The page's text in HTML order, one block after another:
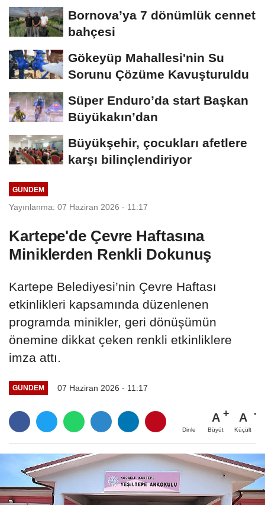
Bornova’ya 7 dönümlük cennet
bahçesi
Gökeyüp Mahallesi'nin Su
Sorunu Çözüme Kavuşturuldu
Süper Enduro’da start Başkan
Büyükakın’dan
Büyükşehir, çocukları afetlere
karşı bilinçlendiriyor
GÜNDEM
Yayınlanma: 07 Haziran 2026 - 11:17
Kartepe'de Çevre Haftasına
Miniklerden Renkli Dokunuş
Kartepe Belediyesi’nin Çevre Haftası
etkinlikleri kapsamında düzenlenen
programda minikler, geri dönüşümün
önemine dikkat çeken renkli etkinliklere
imza attı.
GÜNDEM 07 Haziran 2026 - 11:17
Dinle
A
Büyüt
A
Küçült